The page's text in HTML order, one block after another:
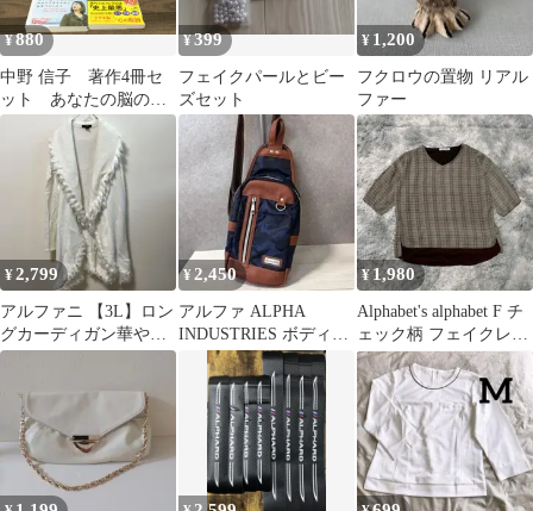
¥880
中野 信子 著作4冊セ
ット あなたの脳のし
つけ方 ＆ 空気を読
む脳 ＆ メンタル
脳 ＆ フェイク C4
¥399
フェイクパールとビー
ズセット
¥ 1,200
フクロウの置物 リアル
ファー
¥2,799
アルファニ 【3L】ロン
グカーディガン華やか
ファー襟 白体型カバー
¥2,450
アルファ ALPHA
INDUSTRIES ボディバ
ッグ カモフラ柄 ワンシ
ョル
¥1,980
Alphabet's alphabet F チ
ェック柄 フェイクレイ
ヤード